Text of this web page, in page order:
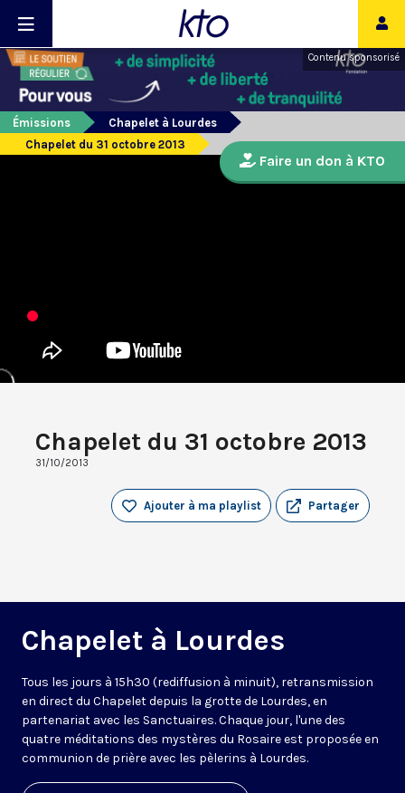
Contenu sponsorisé
Émissions
Chapelet à Lourdes
Chapelet du 31 octobre 2013
Chapelet du 31 octobre 2013
31/10/2013
Partager
Ajouter à ma playlist
Chapelet à Lourdes
Tous les jours à 15h30 (rediffusion à minuit), retransmission
en direct du Chapelet depuis la grotte de Lourdes, en
partenariat avec les Sanctuaires. Chaque jour, l'une des
quatre méditations des mystères du Rosaire est proposée en
communion de prière avec les pèlerins à Lourdes.
Faire un don à KTO